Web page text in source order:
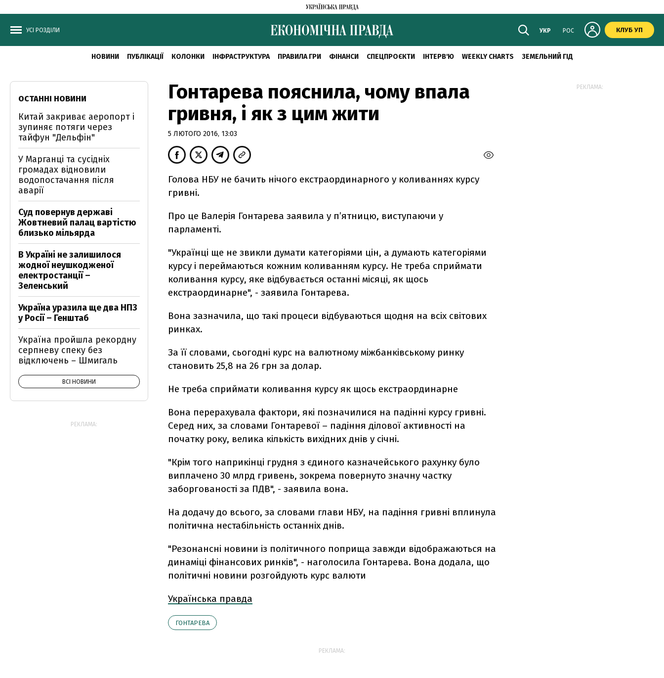
УСІ РОЗДІЛИ УКР РОС КЛУБ УП
НОВИНИ ПУБЛІКАЦІЇ КОЛОНКИ ІНФРАСТРУКТУРА ПРАВИЛА ГРИ ФІНАНСИ СПЕЦПРОЄКТИ ІНТЕРВ'Ю WEEKLY CHARTS ЗЕМЕЛЬНИЙ ГІД
Гонтарева пояснила, чому впала
гривня, і як з цим жити
5 ЛЮТОГО 2016, 13:03
Голова НБУ не бачить нічого екстраординарного у коливаннях курсу
гривні.
Про це Валерія Гонтарева заявила у п’ятницю, виступаючи у
парламенті.
"Українці ще не звикли думати категоріями цін, а думають категоріями
курсу і переймаються кожним коливанням курсу. Не треба сприймати
коливання курсу, яке відбувається останні місяці, як щось
екстраординарне", - заявила Гонтарева.
Вона зазначила, що такі процеси відбуваються щодня на всіх світових
ринках.
За її словами, сьогодні курс на валютному міжбанківському ринку
становить 25,8 на 26 грн за долар.
Не треба сприймати коливання курсу як щось екстраординарне
Вона перерахувала фактори, які позначилися на падінні курсу гривні.
Серед них, за словами Гонтаревої – падіння ділової активності на
початку року, велика кількість вихідних днів у січні.
"Крім того наприкінці грудня з єдиного казначейського рахунку було
виплачено 30 млрд гривень, зокрема повернуто значну частку
заборгованості за ПДВ", - заявила вона.
На додачу до всього, за словами глави НБУ, на падіння гривні вплинула
політична нестабільність останніх днів.
"Резонансні новини із політичного поприща завжди відображаються на
динаміці фінансових ринків", - наголосила Гонтарева. Вона додала, що
політичні новини розгойдують курс валюти
Українська правда
ГОНТАРЕВА
РЕКЛАМА:
ОСТАННІ НОВИНИ
Китай закриває аеропорт і
зупиняє потяги через
тайфун "Дельфін"
У Марганці та сусідніх
громадах відновили
водопостачання після
аварії
Суд повернув державі
Жовтневий палац вартістю
близько мільярда
В Україні не залишилося
жодної неушкодженої
електростанції –
Зеленський
Україна уразила ще два НПЗ
у Росії – Генштаб
Україна пройшла рекордну
серпневу спеку без
відключень – Шмигаль
ВСІ НОВИНИ
РЕКЛАМА:
РЕКЛАМА: